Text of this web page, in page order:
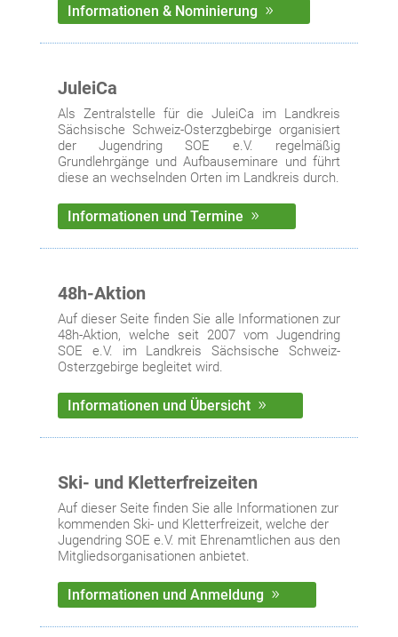
Informationen & Nominierung
JuleiCa
Als Zentralstelle für die JuleiCa im Landkreis
Sächsische Schweiz-Osterzgbebirge organisiert
der Jugendring SOE e.V. regelmäßig
Grundlehrgänge und Aufbauseminare und führt
diese an wechselnden Orten im Landkreis durch.
Informationen und Termine
48h-Aktion
Auf dieser Seite finden Sie alle Informationen zur
48h-Aktion, welche seit 2007 vom Jugendring
SOE e.V. im Landkreis Sächsische Schweiz-
Osterzgebirge begleitet wird.
Informationen und Übersicht
Ski- und Kletterfreizeiten
Auf dieser Seite finden Sie alle Informationen zur
kommenden Ski- und Kletterfreizeit, welche der
Jugendring SOE e.V. mit Ehrenamtlichen aus den
Mitgliedsorganisationen anbietet.
Informationen und Anmeldung